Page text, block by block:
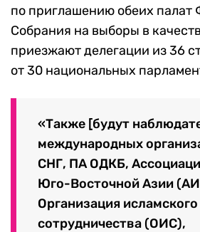
по приглашению обеих палат
Собрания на выборы в
приезжают делегации из 36
от 30 национальных
«Также [будут
международных
СНГ, ПА ОДКБ,
Юго-Восточной Азии
Организация исламского
сотрудничества (ОИС),